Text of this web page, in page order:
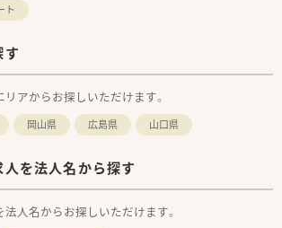
ト
す
アからお探しいただけます。
岡山県 広島県 山口県
を法人名から探す
人名からお探しいただけます。